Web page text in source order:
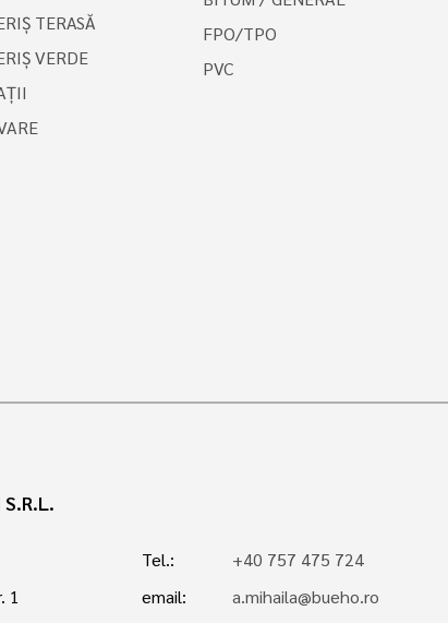
TERASĂ
VERDE
FPO/TPO
PVC
S.R.L.
1
Tel.:
+40 757 475 724
email:
a.mihaila@bueho.ro